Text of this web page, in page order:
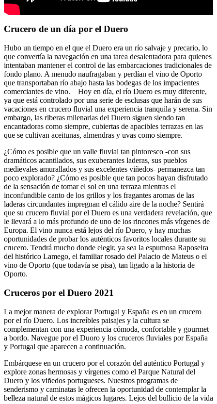
Crucero de un día por el Duero
Hubo un tiempo en el que el Duero era un río salvaje y precario, lo
que convertía la navegación en una tarea desalentadora para quienes
intentaban mantener el control de las embarcaciones tradicionales de
fondo plano. A menudo naufragaban y perdían el vino de Oporto
que transportaban río abajo hasta las bodegas de los impacientes
comerciantes de vino. Hoy en día, el río Duero es muy diferente,
ya que está controlado por una serie de esclusas que harán de sus
vacaciones en crucero fluvial una experiencia tranquila y serena. Sin
embargo, las riberas milenarias del Duero siguen siendo tan
encantadoras como siempre, cubiertas de apacibles terrazas en las
que se cultivan aceitunas, almendras y uvas como siempre.
¿Cómo es posible que un valle fluvial tan pintoresco -con sus
dramáticos acantilados, sus exuberantes laderas, sus pueblos
medievales amurallados y sus excelentes viñedos- permanezca tan
poco explorado? ¿Cómo es posible que tan pocos hayan disfrutado
de la sensación de tomar el sol en una terraza mientras el
inconfundible canto de los grillos y los fragantes aromas de las
laderas circundantes impregnan el cálido aire de la noche? Sentirá
que su crucero fluvial por el Duero es una verdadera revelación, que
le llevará a lo más profundo de uno de los rincones más vírgenes de
Europa. El vino nunca está lejos del río Duero, y hay muchas
oportunidades de probar los auténticos favoritos locales durante su
crucero. Tendrá mucho donde elegir, ya sea la espumosa Raposeira
del histórico Lamego, el familiar rosado del Palacio de Mateus o el
vino de Oporto (que todavía se pisa), tan ligado a la historia de
Oporto.
Cruceros por el Duero 2021
La mejor manera de explorar Portugal y España es en un crucero
por el río Duero. Los increíbles paisajes y la cultura se
complementan con una experiencia cómoda, confortable y gourmet
a bordo. Navegue por el Duoro y los cruceros fluviales por España
y Portugal que aparecen a continuación.
Embárquese en un crucero por el corazón del auténtico Portugal y
explore zonas hermosas y vírgenes como el Parque Natural del
Duero y los viñedos portugueses. Nuestros programas de
senderismo y caminatas le ofrecen la oportunidad de contemplar la
belleza natural de estos mágicos lugares. Lejos del bullicio de la vida